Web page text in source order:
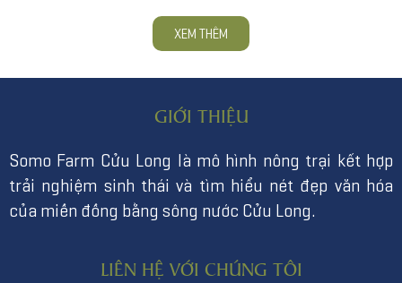
XEM THÊM
GIỚI THIỆU
Somo Farm Cửu Long là mô hình nông trại kết hợp
trải nghiệm sinh thái và tìm hiểu nét đẹp văn hóa
của miền đồng bằng sông nước Cửu Long.
LIÊN HỆ VỚI CHÚNG TÔI